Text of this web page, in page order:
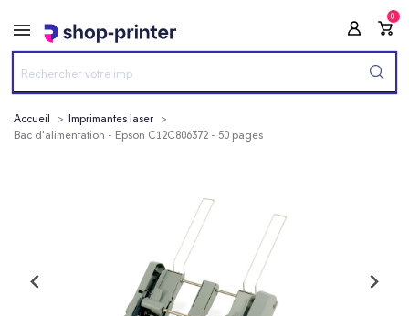
0
Accueil
Imprimantes laser
Bac d'alimentation - Epson C12C806372 - 50 pages